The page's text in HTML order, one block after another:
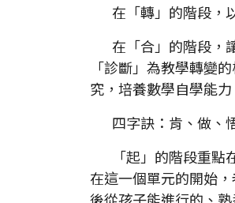
在「轉」的階段，
在「合」的階段，
「診斷」為教學轉變
究，培養數學自學能力
四字訣：肯、做、
「起」的階段重點
在這一個單元的開始